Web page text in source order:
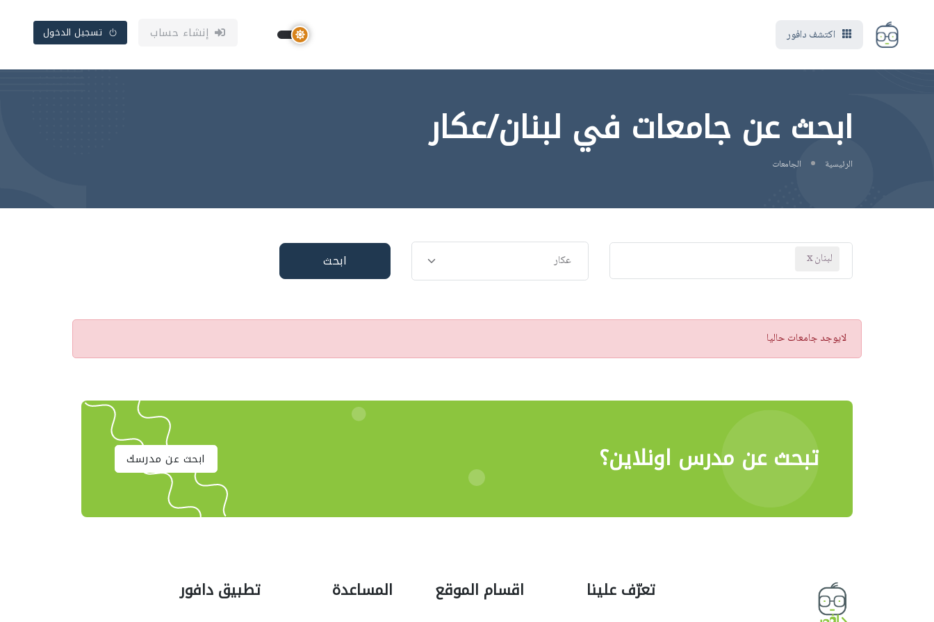
اكتشف دافور إنشاء حساب تسجيل الدخول
ابحث عن جامعات في لبنان/عكار
الرئيسية الجامعات
لبنان ابحث
تنبيه
لايوجد جامعات حاليا
تبحث عن مدرس اونلاين؟ ابحث عن مدرسك
تعرّف علينا اقسام الموقع المساعدة تطبيق دافور